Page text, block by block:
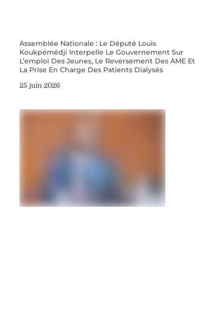
Assemblée Nationale : Le Député Louis
Koukpémédji Interpelle Le Gouvernement Sur
L’emploi Des Jeunes, Le Reversement Des AME Et
La Prise En Charge Des Patients Dialysés
25 juin 2026